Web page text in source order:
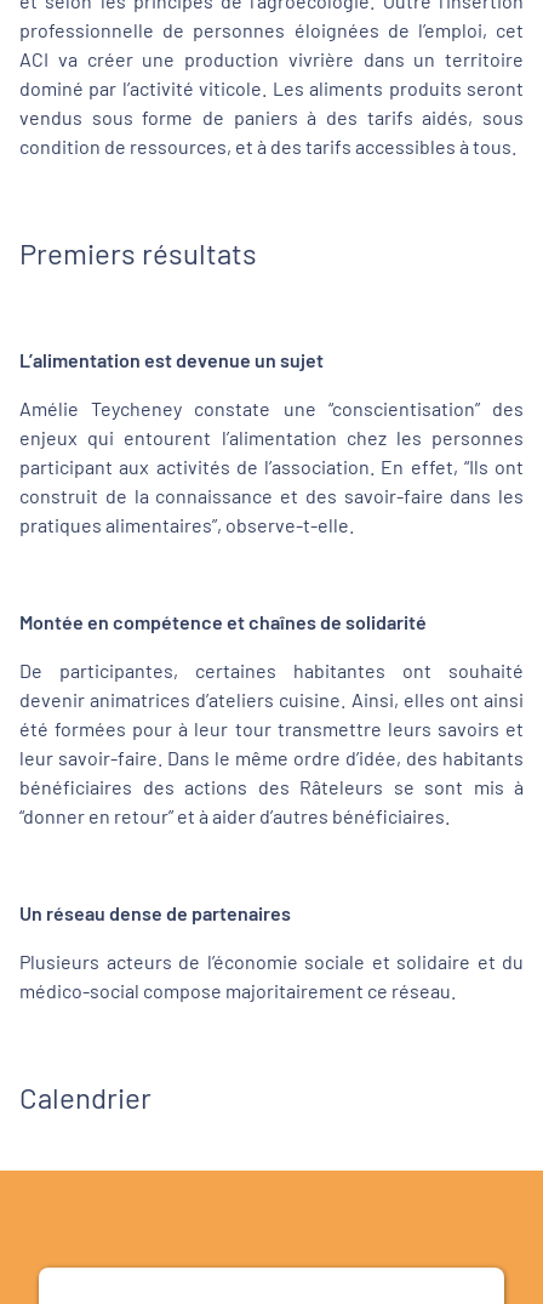
professionnelle de personnes éloignées de l’emploi, cet
ACI va créer une production vivrière dans un territoire
dominé par l’activité viticole. Les aliments produits seront
vendus sous forme de paniers à des tarifs aidés, sous
condition de ressources, et à des tarifs accessibles à tous.
Premiers résultats
L’alimentation est devenue un sujet
Amélie Teycheney constate une “conscientisation” des
enjeux qui entourent l’alimentation chez les personnes
participant aux activités de l’association. En effet, “Ils ont
construit de la connaissance et des savoir-faire dans les
pratiques alimentaires”, observe-t-elle.
Montée en compétence et chaînes de solidarité
De participantes, certaines habitantes ont souhaité
devenir animatrices d’ateliers cuisine. Ainsi, elles ont ainsi
été formées pour à leur tour transmettre leurs savoirs et
leur savoir-faire. Dans le même ordre d’idée, des habitants
bénéficiaires des actions des Râteleurs se sont mis à
“donner en retour” et à aider d’autres bénéficiaires.
Un réseau dense de partenaires
Plusieurs acteurs de l’économie sociale et solidaire et du
médico-social compose majoritairement ce réseau.
Calendrier